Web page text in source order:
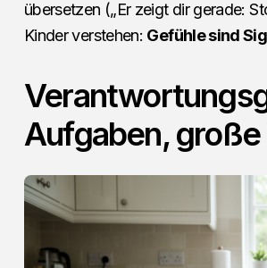
übersetzen („Er zeigt dir gerade:
Kinder verstehen: Gefühle sind
Aufgaben,